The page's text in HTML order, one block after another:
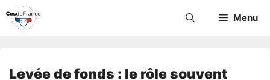
Aller
Menu
Levée de fonds : le rôle souvent